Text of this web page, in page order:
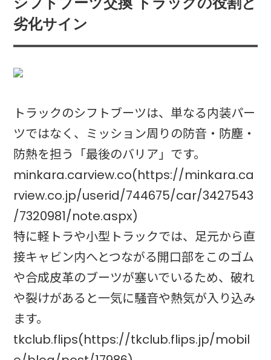
シフトブーツ交換 トラックの役割と
劣化サイン
トラックのシフトブーツは、単なる内装パー
ツではなく、ミッション周りの防音・防塵・
防熱を担う「最後のバリア」です。
minkara.carview.co(https://minkara.ca
rview.co.jp/userid/744675/car/3427543
/7320981/note.aspx)
特に軽トラや小型トラックでは、足元から直
接キャビン内へとつながる開口部をこのゴム
や合成皮革のブーツが塞いでいるため、破れ
や裂けがあると一気に騒音や熱気が入り込み
ます。
tkclub.flips(https://tkclub.flips.jp/mobil